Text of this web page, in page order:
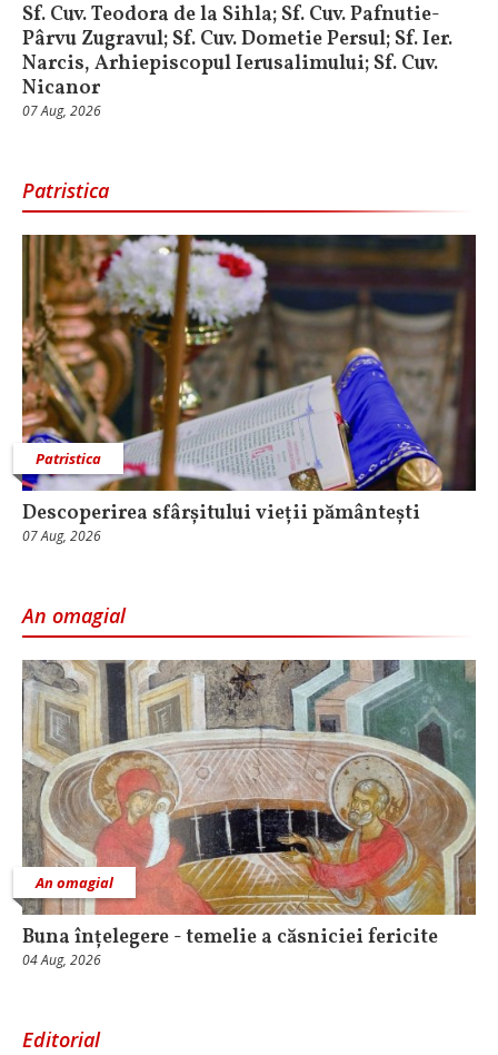
Sf. Cuv. Teodora de la Sihla; Sf. Cuv. Pafnutie-
Pârvu Zugravul; Sf. Cuv. Dometie Persul; Sf. Ier.
Narcis, Arhiepiscopul Ierusalimului; Sf. Cuv.
Nicanor
07 Aug, 2026
Patristica
Patristica
Descoperirea sfârșitului vieții pământești
07 Aug, 2026
An omagial
An omagial
Buna înțelegere - temelie a căsniciei fericite
04 Aug, 2026
Editorial